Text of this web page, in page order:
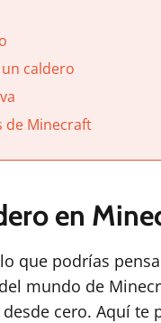
caldero
de Minecraft
en
que podrías
mundo de
cero. Aquí te